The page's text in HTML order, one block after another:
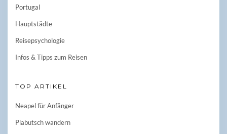
Portugal
Hauptstädte
Reisepsychologie
Infos & Tipps zum Reisen
TOP ARTIKEL
Neapel für Anfänger
Plabutsch wandern